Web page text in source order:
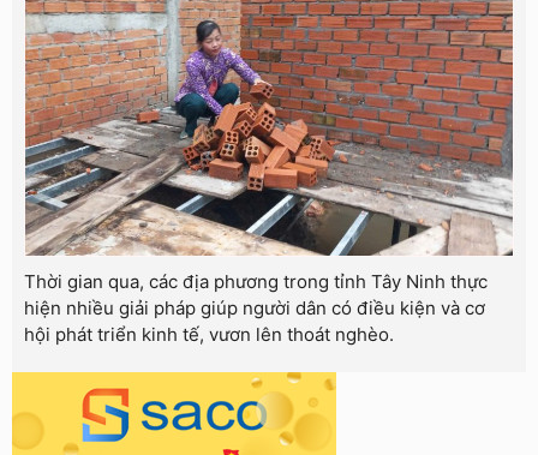
Thời gian qua, các địa phương trong tỉnh Tây Ninh thực
hiện nhiều giải pháp giúp người dân có điều kiện và cơ
hội phát triển kinh tế, vươn lên thoát nghèo.